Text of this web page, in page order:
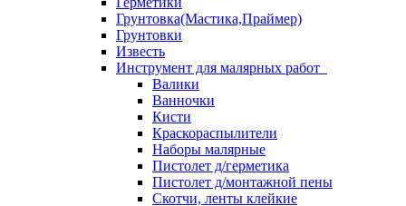
Грунтовка(Мастика,Праймер)
Грунтовки
Известь
Инструмент для малярных работ
Валики
Ванночки
Кисти
Краскораспылители
Наборы малярные
Пистолет д/герметика
Пистолет д/монтажной пены
Скотчи, ленты клейкие